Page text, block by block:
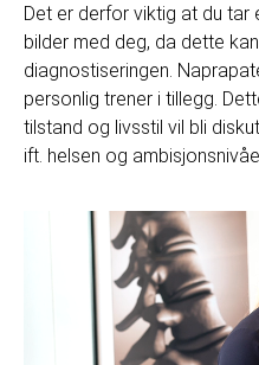
Det er derfor viktig at du tar
bilder med deg, da dette
diagnostiseringen.
personlig trener i tillegg.
tilstand og livsstil vil bli
ift. helsen og